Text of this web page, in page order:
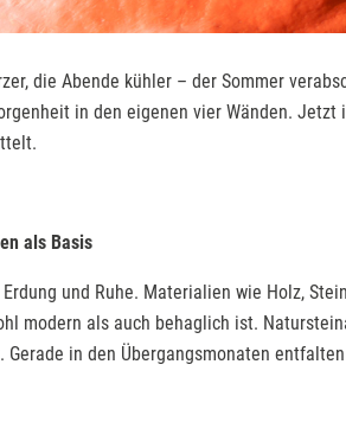
die Abende kühler – der Sommer
in den eigenen vier Wänden.
als Basis
und Ruhe. Materialien wie Holz,
modern als auch behaglich ist.
Gerade in den Übergangsmonaten